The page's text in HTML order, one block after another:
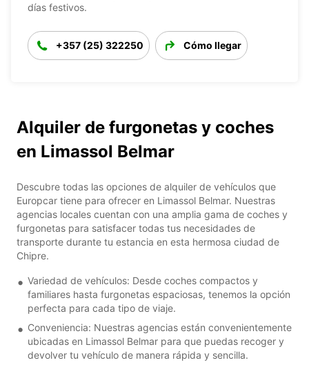
días festivos.
+357 (25) 322250 Cómo llegar
Alquiler de furgonetas y coches
en Limassol Belmar
Descubre todas las opciones de alquiler de vehículos que
Europcar tiene para ofrecer en Limassol Belmar. Nuestras
agencias locales cuentan con una amplia gama de coches y
furgonetas para satisfacer todas tus necesidades de
transporte durante tu estancia en esta hermosa ciudad de
Chipre.
Variedad de vehículos: Desde coches compactos y
familiares hasta furgonetas espaciosas, tenemos la opción
perfecta para cada tipo de viaje.
Conveniencia: Nuestras agencias están convenientemente
ubicadas en Limassol Belmar para que puedas recoger y
devolver tu vehículo de manera rápida y sencilla.